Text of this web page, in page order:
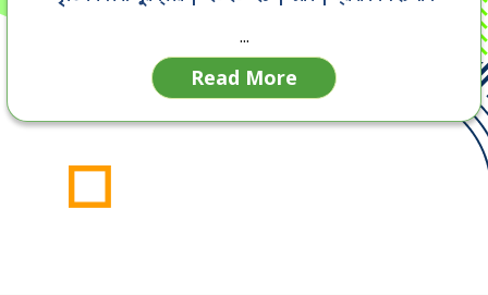
...
Read More